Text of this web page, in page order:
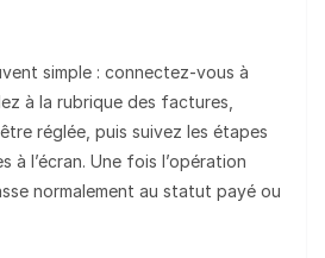
simple : connectez-vous à
à la rubrique des factures,
réglée, puis suivez les étapes
à l’écran. Une fois l’opération
normalement au statut payé ou